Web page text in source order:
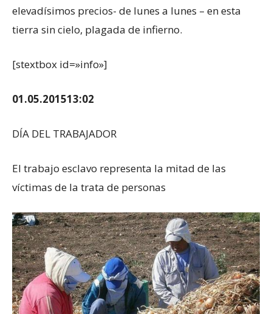
elevadísimos precios- de lunes a lunes – en esta
tierra sin cielo, plagada de infierno.
[stextbox id=»info»]
01.05.201513:02
DÍA DEL TRABAJADOR
El trabajo esclavo representa la mitad de las
víctimas de la trata de personas